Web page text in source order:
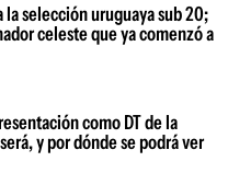
la selección uruguaya sub 20;
celeste que ya comenzó a
como DT de la
y por dónde se podrá ver